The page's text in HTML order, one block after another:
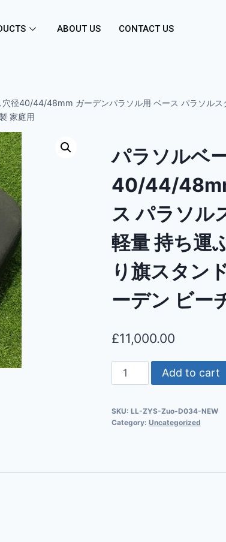
ABOUT US CONTACT US
径40/44/48mm ガーデンパラソル用 ベース パラソル
家庭用
パラソルベ
40/44/
ス パラソル
軽量 持ち運
り旗スタン
ーデン ビー
£11,000.00
Add to cart
SKU: LL-ZYS-Zuo-D034-NEW
Category: Uncategorized